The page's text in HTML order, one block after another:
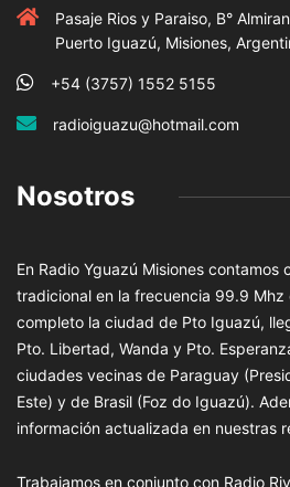
Pasaje Rios y Paraiso, B°
Puerto Iguazú, Misiones,
+54 (3757) 1552 5155
radioiguazu@hotmail.com
Nosotros
En Radio Yguazú Misiones
tradicional en la frecuencia 99.9
completo la ciudad de Pto Iguazú,
Pto. Libertad, Wanda y Pto.
ciudades vecinas de Paraguay
Este) y de Brasil (Foz do Iguazú).
información actualizada en nuestras
Trabajamos en conjunto con Radio